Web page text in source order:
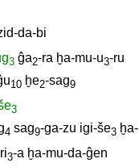
da-bi
3 ĝa2-ra ḫa-mu-u3-ru
10 ḫe2-sag9
3
4 sag9-ga-zu igi-še3
3-a ḫa-mu-da-ĝen